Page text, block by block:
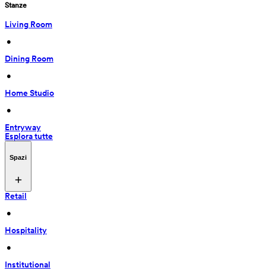
Stanze
Living Room
•
Dining Room
•
Home Studio
•
Entryway
Esplora tutte
Spazi
Retail
•
Hospitality
•
Institutional